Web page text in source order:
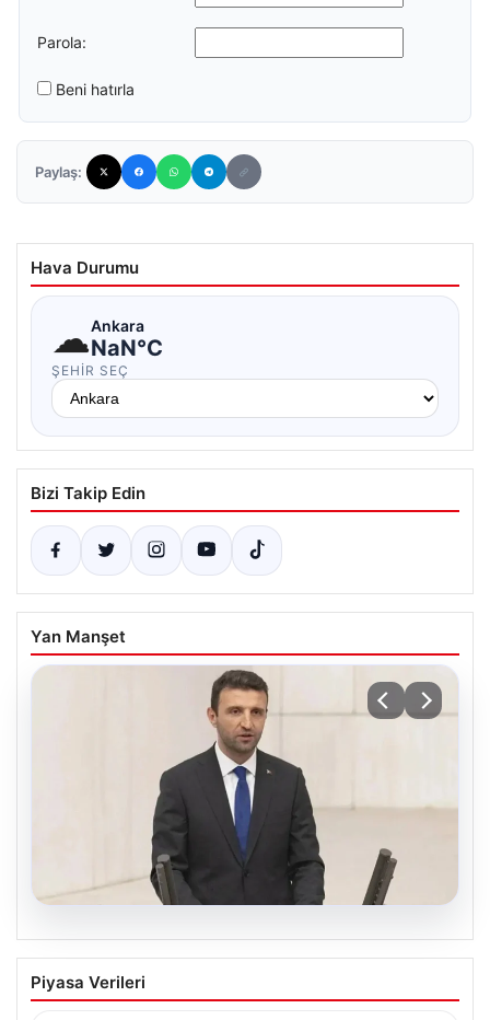
Parola:
Beni hatırla
Paylaş:
Hava Durumu
☁Ankara
NaN°C
ŞEHIR SEÇ
Bizi Takip Edin
Yan Manşet
07.08.2026
AKP’li Vekil Barınma Sorununun
Sorumluluğunu Gençlere Yükledi
Piyasa Verileri